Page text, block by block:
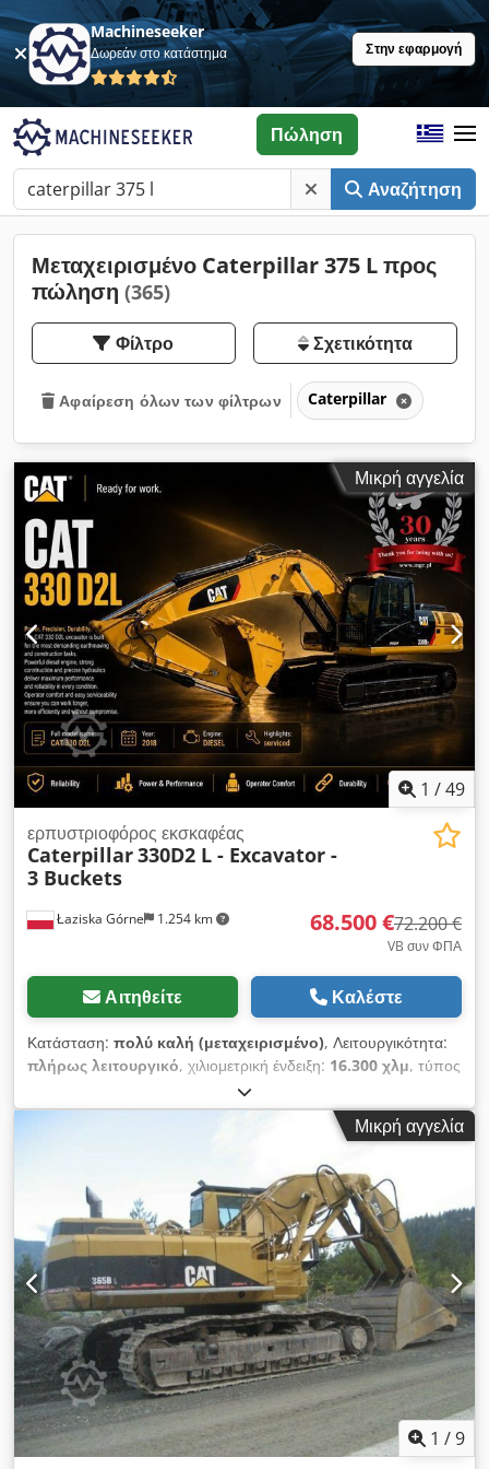
Machineseeker
Δωρεάν στο κατάστημα Στην εφαρμογή
Αναζήτηση
Πώληση
Μεταχειρισμένο Caterpillar 375 L προς
πώληση (365)
Φίλτρο Σχετικότητα
Αφαίρεση όλων των φίλτρων Caterpillar
Μικρή αγγελία
1 /49
Łaziska Górne 1.254 km
ερπυστριοφόρος εκσκαφέας
Caterpillar330D2 L - Excavator -
3 Buckets
68.500 €72.200 €
VB συν ΦΠΑ
Αιτηθείτε Καλέστε
Κατάσταση: πολύ καλή (μεταχειρισμένο), Λειτουργικότητα:
πλήρως λειτουργικό, χιλιομετρική ένδειξη: 16.300 χλμ, τύπος
, τύπος καυσίμου:
βάρος:30.800 κιλ, κενό βάρος:30.800 κιλ, ύψος ανύψωσης:
90 ποσοστό, κατάσταση
, Έτος κατασκευής:2018, ώρες
λειτουργίας:
15.999 h , Εξοπλισμός:ABS, αλυσίδες από
χάλυβα, ανακλινόμενο φορείο, καμπίνα, κλείδωμα
διαφορικού, κλιματισμός, οπίσθια συλλεκτική μονάδα,
προστατευτικό κεφαλής, πρόσθετοι προβολείς,
υδραυλικά, υπολογιστής επί του οχήματος, χαμηλό
επίπεδο θορύβου, Εξουσιοδοτημένος αντιπρόσωπος της
SUBARU στο Łaziska Górne διαθέτει προς πώληση
ερπυστριοφόρο εκσκαφέα της Ιαπωνικής CAT, μοντέλο
330D2L, με σετ τριών κάδων και γάντζο για χαλάρωση
εδάφους. Έχει ελεγχθεί πλήρως από τους μηχανικούς μας, το
υδραυλικό σύστημα λειτουργεί άψογα χωρίς σημαντικές
φθορές. Έχει ανακαινιστεί και προετοιμαστεί ώστε να είναι
Μικρή αγγελία
1 /9